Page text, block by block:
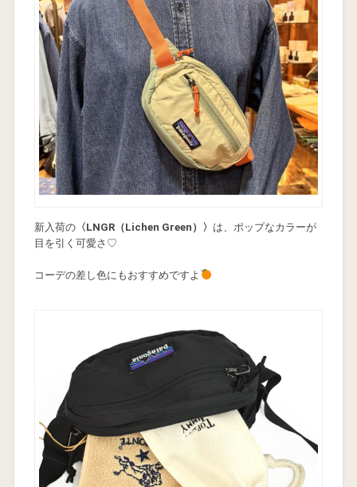
新入荷の〈LNGR（Lichen Green）〉 は、ポップなカラーが
目を引く可愛さ♡
コーデの差し色にもおすすめですよ